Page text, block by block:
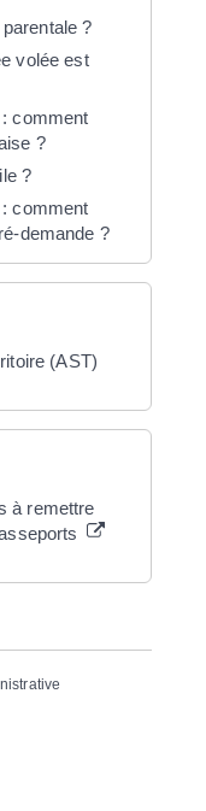
?
volée est
comment
?
?
comment
demande ?
(AST)
à remettre